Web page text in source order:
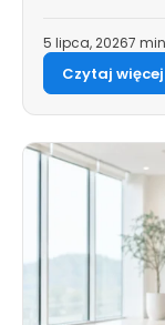
5 lipca, 20267
Czytaj więcej